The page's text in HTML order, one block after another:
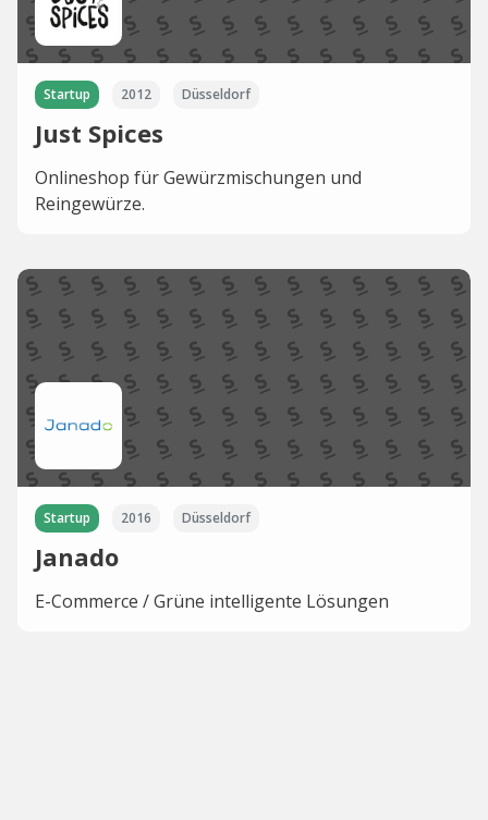
Startup 2012 Düsseldorf
Just Spices
Onlineshop für Gewürzmischungen und
Reingewürze.
Startup 2016 Düsseldorf
Janado
E-Commerce / Grüne intelligente Lösungen